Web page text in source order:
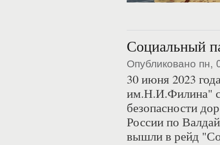
Социальный
Опубликовано пн,
30 июня 2023
им.Н.И.Филина"
безопасности
России по
вышли в рейд